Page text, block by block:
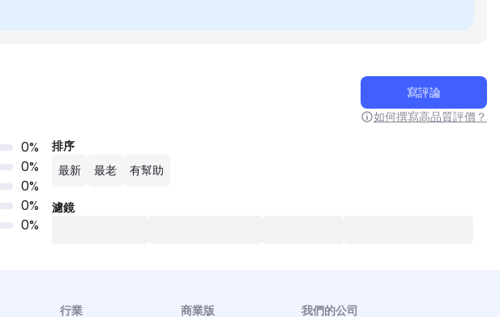
寫評論
如何撰寫高品質評價？
0%
0%
0%
0%
0%
排序
最新
最老 有幫助
濾鏡
行業 商業版 我們的公司